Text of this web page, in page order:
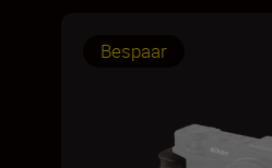
Bespaar